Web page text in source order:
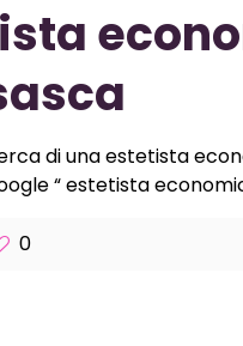
di una estetista
“ estetista
0